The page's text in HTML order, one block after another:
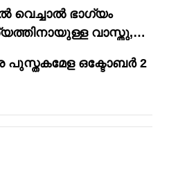
വെച്ചാൽ ഭാഗ്യം
വാസ്തു,
പുസ്തകമേള ഒക്ടോബർ 2